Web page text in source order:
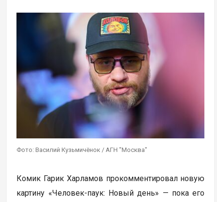
Фото: Василий Кузьмичёнок / АГН "Москва"
Комик Гарик Харламов прокомментировал новую
картину «Человек-паук: Новый день» — пока его